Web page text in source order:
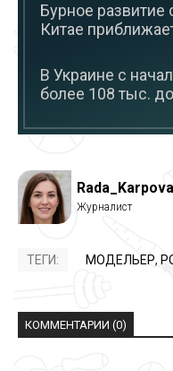
Бурное развитие
Китае
В Украине с
более 108 тыс.
Rada_Karpova
ТЕГИ: МОДЕЛЬЕР,
КОММЕНТАРИИ (0)